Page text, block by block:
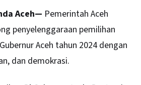
Aceh— Pemerintah Aceh
penyelenggaraan pemilihan
Aceh tahun 2024 dengan
dan demokrasi.